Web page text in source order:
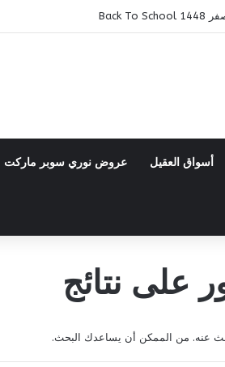
أسواق العقيل عروض نوري سوبر ماركت
على نتائج
عنه. من الممكن أن يساعدك البحث.